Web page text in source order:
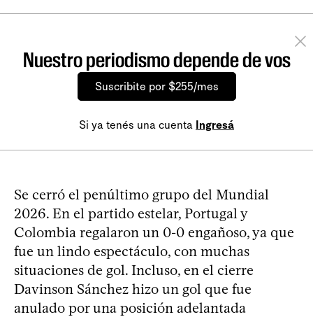
Nuestro periodismo depende de vos
Suscribite por $255/mes
Si ya tenés una cuenta Ingresá
Se cerró el penúltimo grupo del Mundial
2026. En el partido estelar, Portugal y
Colombia regalaron un 0-0 engañoso, ya que
fue un lindo espectáculo, con muchas
situaciones de gol. Incluso, en el cierre
Davinson Sánchez hizo un gol que fue
anulado por una posición adelantada